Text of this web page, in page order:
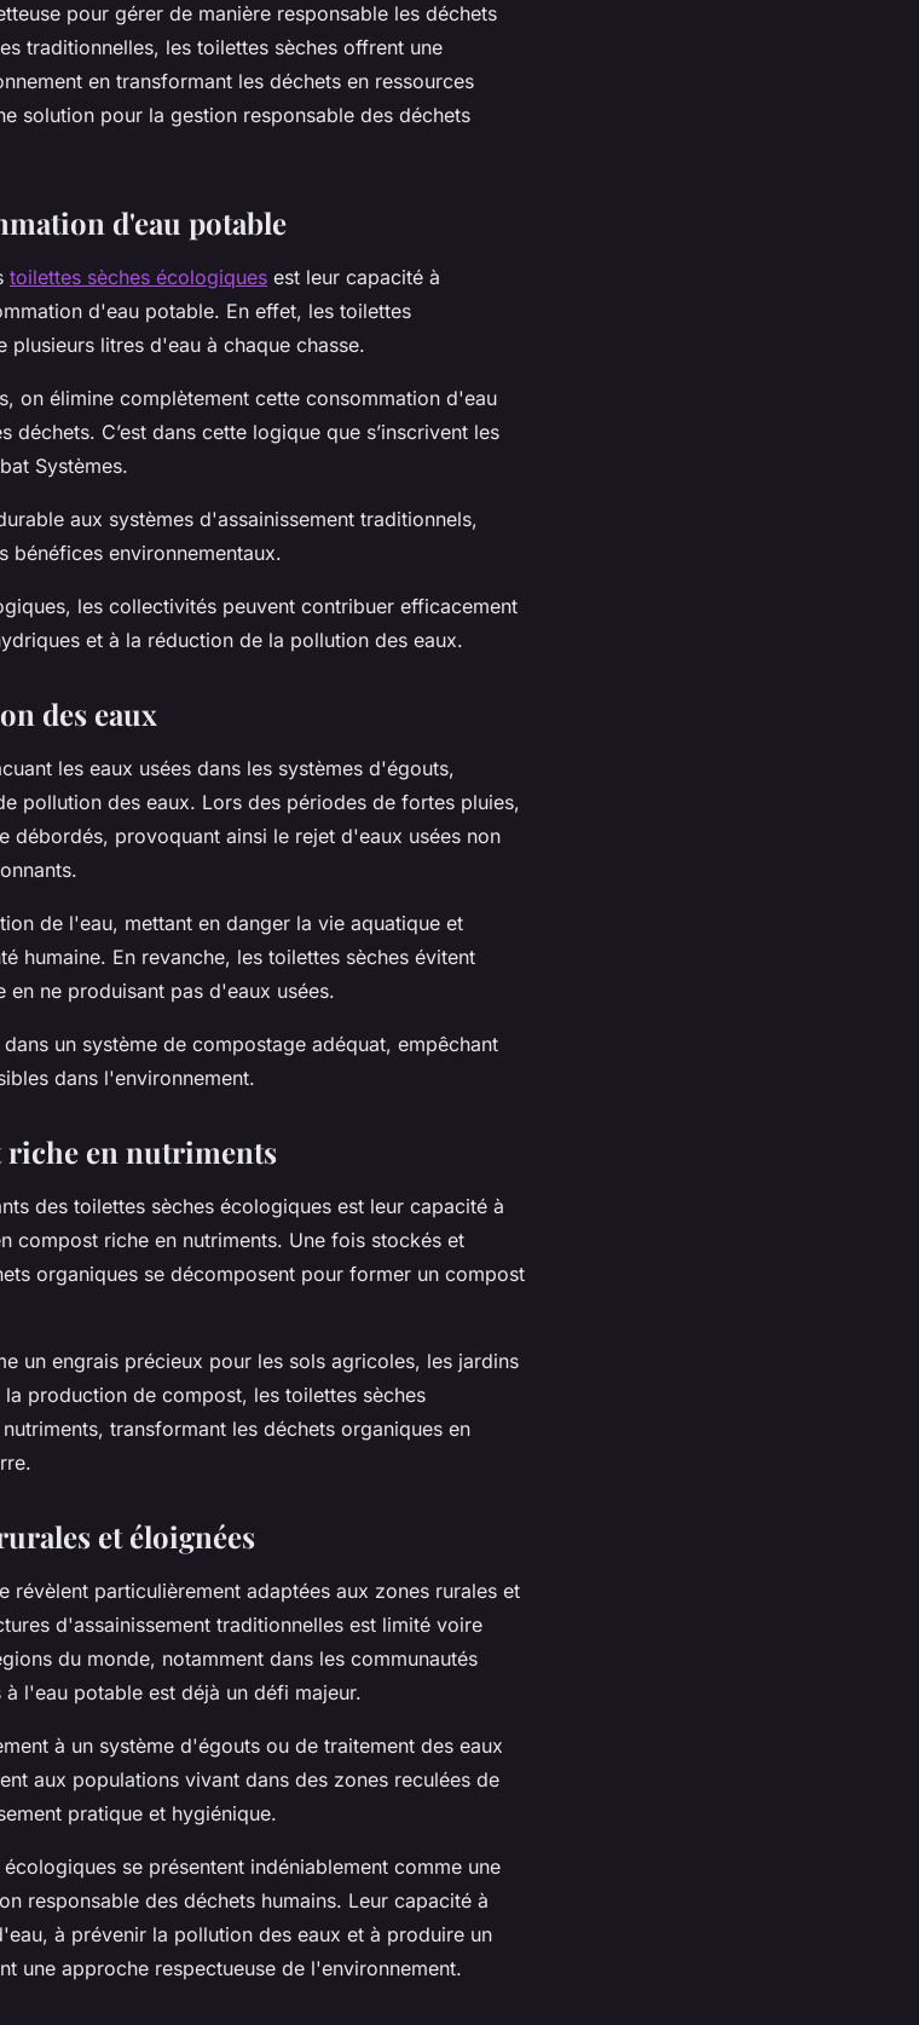
pour gérer de manière responsable les déchets
traditionnelles, les toilettes sèches offrent une
en transformant les déchets en ressources
solution pour la gestion responsable des déchets
d'eau potable
toilettes sèches écologiques est leur capacité à
d'eau potable. En effet, les toilettes
plusieurs litres d'eau à chaque chasse.
on élimine complètement cette consommation d'eau
C’est dans cette logique que s’inscrivent les
Systèmes.
aux systèmes d'assainissement traditionnels,
bénéfices environnementaux.
les collectivités peuvent contribuer efficacement
et à la réduction de la pollution des eaux.
des eaux
les eaux usées dans les systèmes d'égouts,
pollution des eaux. Lors des périodes de fortes pluies,
débordés, provoquant ainsi le rejet d'eaux usées non
de l'eau, mettant en danger la vie aquatique et
humaine. En revanche, les toilettes sèches évitent
ne produisant pas d'eaux usées.
un système de compostage adéquat, empêchant
dans l'environnement.
riche en nutriments
des toilettes sèches écologiques est leur capacité à
compost riche en nutriments. Une fois stockés et
organiques se décomposent pour former un compost
un engrais précieux pour les sols agricoles, les jardins
production de compost, les toilettes sèches
transformant les déchets organiques en
et éloignées
révèlent particulièrement adaptées aux zones rurales et
d'assainissement traditionnelles est limité voire
du monde, notamment dans les communautés
l'eau potable est déjà un défi majeur.
à un système d'égouts ou de traitement des eaux
aux populations vivant dans des zones reculées de
pratique et hygiénique.
se présentent indéniablement comme une
responsable des déchets humains. Leur capacité à
à prévenir la pollution des eaux et à produire un
une approche respectueuse de l'environnement.